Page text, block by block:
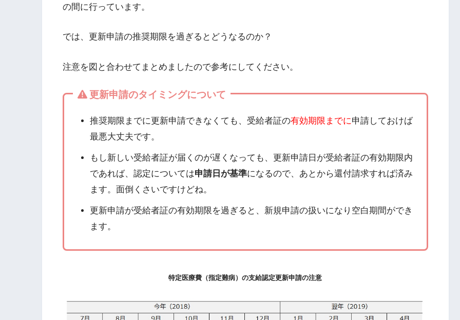
の間に行っています。
では、更新申請の推奨期限を過ぎるとどうなるのか？
注意を図と合わせてまとめましたので参考にしてください。
更新申請のタイミングについて
推奨期限までに更新申請できなくても、受給者証の有効期限までに申請しておけば
最悪大丈夫です。
もし新しい受給者証が届くのが遅くなっても、更新申請日が受給者証の有効期限内
であれば、認定については申請日が基準になるので、あとから還付請求すれば済み
ます。面倒くさいですけどね。
更新申請が受給者証の有効期限を過ぎると、新規申請の扱いになり空白期間ができ
ます。
特定医療費（指定難病）の支給認定更新申請の注意